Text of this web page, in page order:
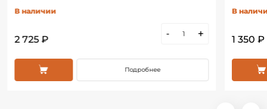
В наличии
2 725 ₽
- +
Подробнее
В
1 350 ₽